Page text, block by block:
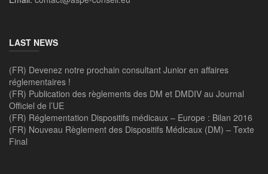
LAST NEWS
(FR) Devenez notre prochain consultant Junior en affaires
réglementaires !
(FR) Publication des règlements des DM et DMDIV au Journal
Officiel de l’UE
(FR) Réglementation Dispositifs médicaux – Europe : Bilan 2016
(FR) Nouveau Règlement des Dispositifs Médicaux (DM) – Texte
Final